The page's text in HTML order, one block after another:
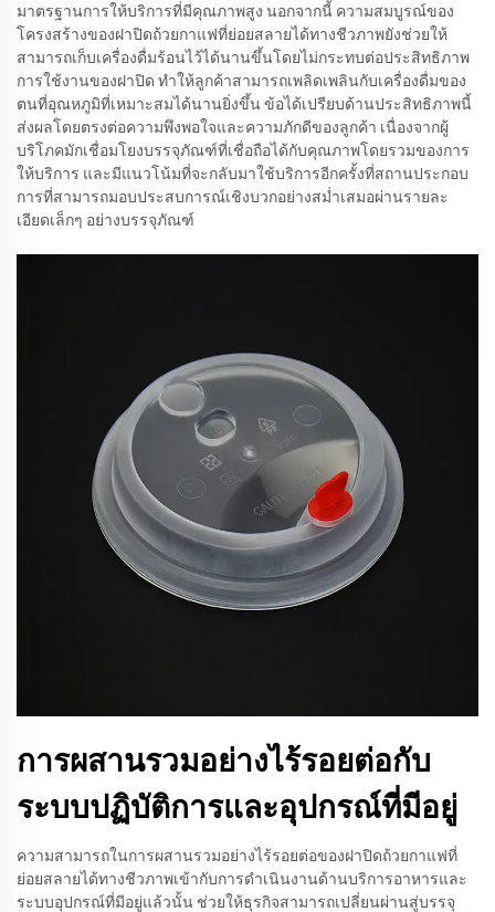
มาตรฐานการให้บริการที่มีคุณภาพสูง นอกจากนี้ ความสมบูรณ์ของ
โครงสร้างของฝาปิดถ้วยกาแฟที่ย่อยสลายได้ทางชีวภาพยังช่วยให้
สามารถเก็บเครื่องดื่มร้อนไว้ได้นานขึ้นโดยไม่กระทบต่อประสิทธิภาพ
การใช้งานของฝาปิด ทำให้ลูกค้าสามารถเพลิดเพลินกับเครื่องดื่มของ
ตนที่อุณหภูมิที่เหมาะสมได้นานยิ่งขึ้น ข้อได้เปรียบด้านประสิทธิภาพนี้
ส่งผลโดยตรงต่อความพึงพอใจและความภักดีของลูกค้า เนื่องจากผู้
บริโภคมักเชื่อมโยงบรรจุภัณฑ์ที่เชื่อถือได้กับคุณภาพโดยรวมของการ
ให้บริการ และมีแนวโน้มที่จะกลับมาใช้บริการอีกครั้งที่สถานประกอบ
การที่สามารถมอบประสบการณ์เชิงบวกอย่างสม่ำเสมอผ่านรายละ
เอียดเล็กๆ อย่างบรรจุภัณฑ์
การผสานรวมอย่างไร้รอยต่อกับ
ระบบปฏิบัติการและอุปกรณ์ที่มีอยู่
ความสามารถในการผสานรวมอย่างไร้รอยต่อของฝาปิดถ้วยกาแฟที่
ย่อยสลายได้ทางชีวภาพเข้ากับการดำเนินงานด้านบริการอาหารและ
ระบบอุปกรณ์ที่มีอยู่แล้วนั้น ช่วยให้ธุรกิจสามารถเปลี่ยนผ่านสู่บรรจุ